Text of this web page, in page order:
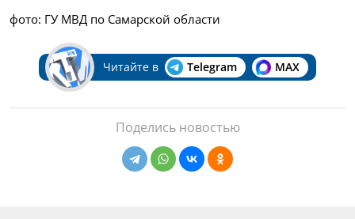
фото: ГУ МВД по Самарской области
Читайте в Telegram MAX
Поделись новостью